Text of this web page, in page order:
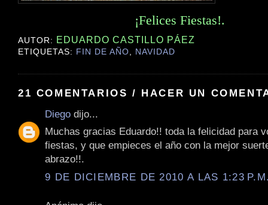
¡Felices Fiestas!.
AUTOR: EDUARDO CASTILLO PÁEZ
ETIQUETAS: FIN DE AÑO, NAVIDAD
21 COMENTARIOS / HACER UN
Diego dijo...
Muchas gracias Eduardo!! toda la felicidad para
fiestas, y que empieces el año con la mejor
abrazo!!.
9 DE DICIEMBRE DE 2010 A LAS 1:23